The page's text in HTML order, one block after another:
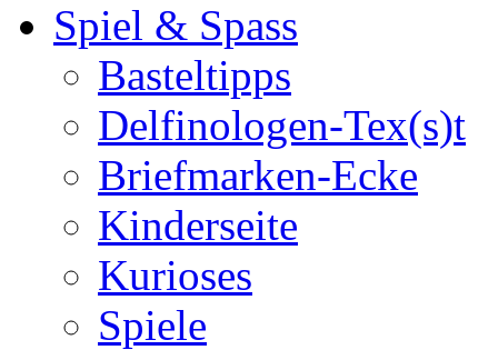
Spiel & Spass
Basteltipps
Delfinologen-Tex(s)t
Briefmarken-Ecke
Kinderseite
Kurioses
Spiele